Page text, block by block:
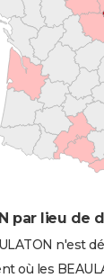
par lieu de
n'est
où les